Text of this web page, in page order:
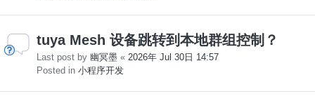
tuya Mesh 设备跳转到本地群组控制？
Last post by 幽冥墨 « 2026年 Jul 30日 14:57
Posted in 小程序开发